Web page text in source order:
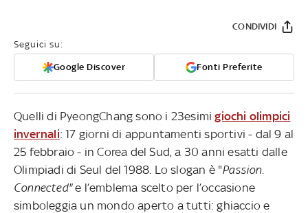
Seguici su:
Google Discover Fonti Preferite
CONDIVIDI
Quelli di PyeongChang sono i 23esimigiochi olimpici
invernali: 17 giorni di appuntamenti sportivi - dal 9 al
25 febbraio - in Corea del Sud, a 30 anni esatti dalle
Olimpiadi di Seul del 1988. Lo slogan è "Passion.
Connected"e l’emblema scelto per l’occasione
simboleggia un mondo aperto a tutti: ghiaccio e